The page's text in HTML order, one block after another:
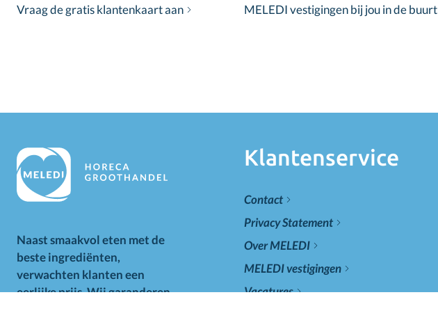
Vraag de gratis klantenkaart aan MELEDI vestigingen bij jou in de buurt
Naast smaakvol eten met de
beste ingrediënten,
verwachten klanten een
eerlijke prijs. Wij garanderen
Klantenservice
Contact
Privacy Statement
Over MELEDI
MELEDI vestigingen
Vacatures